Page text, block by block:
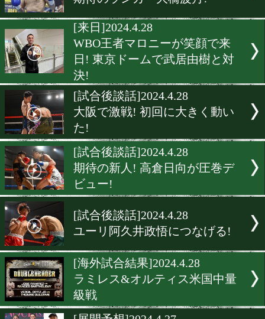
[イベント]2024.4.29
中谷潤人が墨田区スポーツ
スティバルに出演
[インタビュー]2024.4.29
[来日]2024.4.28
WBO王者マロニーが笑顔
日! 東京ドームで武居由樹
決!
大阪で激戦! 初回に大きく
た!
[試合後談話]2024.4.28